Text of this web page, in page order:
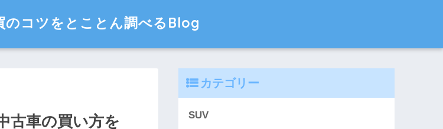
のコツをとことん調べるBlog
古車の買い方を
カテゴリー
SUV